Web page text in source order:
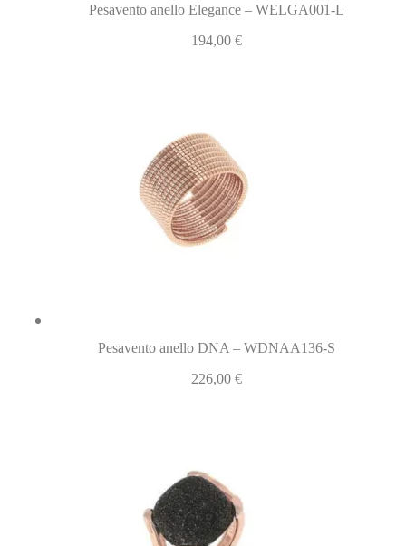
Pesavento anello Elegance – WELGA001-L
194,00 €
Pesavento anello DNA – WDNAA136-S
226,00 €